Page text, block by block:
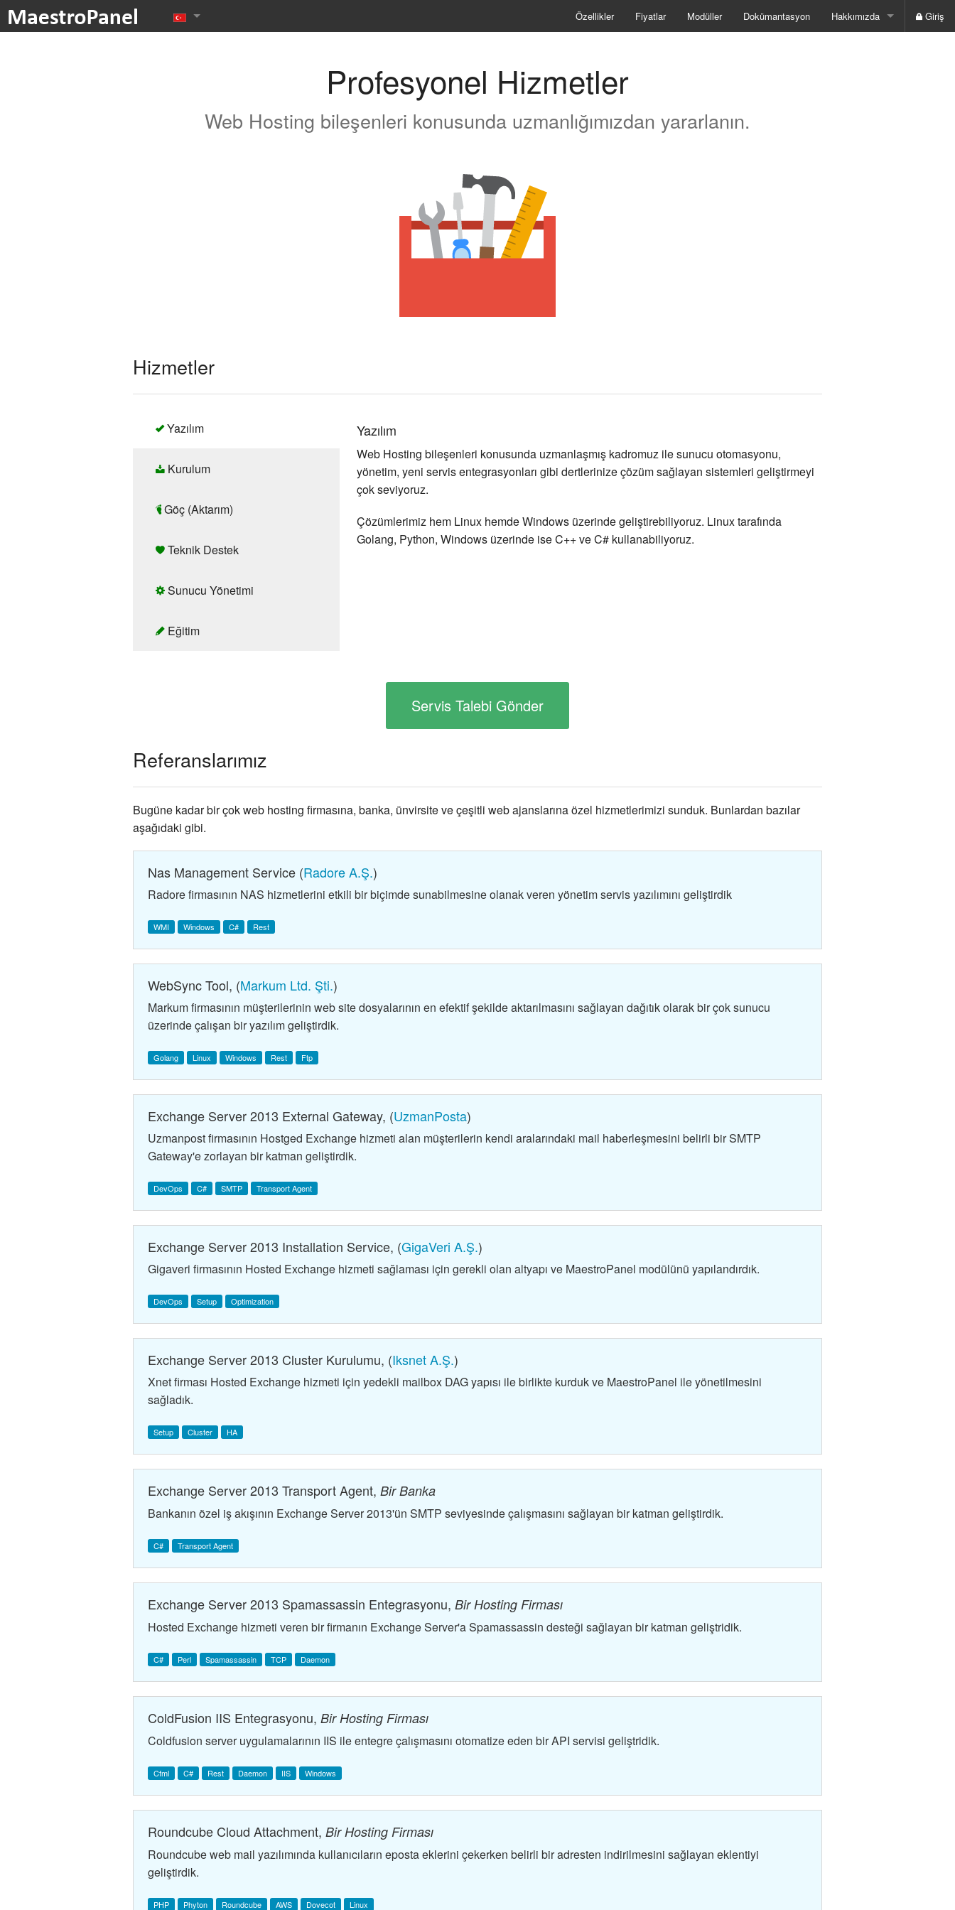
Özellikler Fiyatlar Modüller Dokümantasyon Hakkımızda Giriş
Profesyonel Hizmetler
Web Hosting bileşenleri konusunda uzmanlığımızdan yararlanın.
Hizmetler
Yazılım
Kurulum
Göç (Aktarım)
Teknik Destek
Sunucu Yönetimi
Eğitim
Yazılım
Web Hosting bileşenleri konusunda uzmanlaşmış kadromuz ile sunucu otomasyonu,
yönetim, yeni servis entegrasyonları gibi dertlerinize çözüm sağlayan sistemleri geliştirmeyi
çok seviyoruz.
Çözümlerimiz hem Linux hemde Windows üzerinde geliştirebiliyoruz. Linux tarafında
Golang, Python, Windows üzerinde ise C++ ve C# kullanabiliyoruz.
Servis Talebi Gönder
Referanslarımız
Bugüne kadar bir çok web hosting firmasına, banka, ünvirsite ve çeşitli web ajanslarına özel hizmetlerimizi sunduk. Bunlardan bazılar
aşağıdaki gibi.
Nas Management Service (Radore A.Ş.)
Radore firmasının NAS hizmetlerini etkili bir biçimde sunabilmesine olanak veren yönetim servis yazılımını geliştirdik
WMI Windows C# Rest
WebSync Tool, (Markum Ltd. Şti.)
Markum firmasının müşterilerinin web site dosyalarının en efektif şekilde aktarılmasını sağlayan dağıtık olarak bir çok sunucu
üzerinde çalışan bir yazılım geliştirdik.
Golang Linux Windows Rest Ftp
Exchange Server 2013 External Gateway, (UzmanPosta)
Uzmanpost firmasının Hostged Exchange hizmeti alan müşterilerin kendi aralarındaki mail haberleşmesini belirli bir SMTP
Gateway'e zorlayan bir katman geliştirdik.
DevOps C# SMTP Transport Agent
Exchange Server 2013 Installation Service, (GigaVeri A.Ş.)
Gigaveri firmasının Hosted Exchange hizmeti sağlaması için gerekli olan altyapı ve MaestroPanel modülünü yapılandırdık.
DevOps Setup Optimization
Exchange Server 2013 Cluster Kurulumu, (Iksnet A.Ş.)
Xnet firması Hosted Exchange hizmeti için yedekli mailbox DAG yapısı ile birlikte kurduk ve MaestroPanel ile yönetilmesini
sağladık.
Setup Cluster HA
Exchange Server 2013 Transport Agent, Bir Banka
Bankanın özel iş akışının Exchange Server 2013'ün SMTP seviyesinde çalışmasını sağlayan bir katman geliştirdik.
C# Transport Agent
Exchange Server 2013 Spamassassin Entegrasyonu, Bir Hosting Firması
Hosted Exchange hizmeti veren bir firmanın Exchange Server'a Spamassassin desteği sağlayan bir katman geliştridik.
C# Perl Spamassassin TCP Daemon
ColdFusion IIS Entegrasyonu, Bir Hosting Firması
Coldfusion server uygulamalarının IIS ile entegre çalışmasını otomatize eden bir API servisi geliştridik.
Cfml C# Rest Daemon IIS Windows
Roundcube Cloud Attachment, Bir Hosting Firması
Roundcube web mail yazılımında kullanıcıların eposta eklerini çekerken belirli bir adresten indirilmesini sağlayan eklentiyi
geliştirdik.
PHP Phyton Roundcube AWS Dovecot Linux